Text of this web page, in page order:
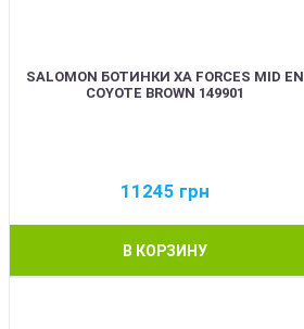
SALOMON БОТИНКИ XA FORCES MID EN
COYOTE BROWN 149901
11245 грн
В КОРЗИНУ